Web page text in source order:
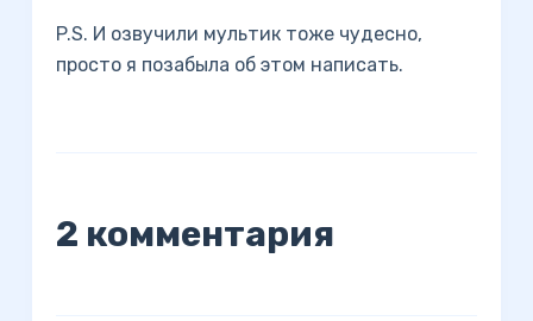
P.S. И озвучили мультик тоже чудесно,
просто я позабыла об этом написать.
2 комментария